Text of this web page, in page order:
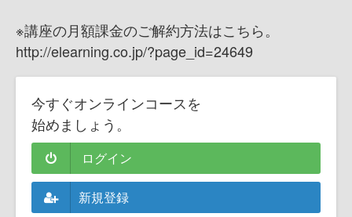
※講座の月額課金のご解約方法はこちら。
http://elearning.co.jp/?page_id=24649
今すぐオンラインコースを
始めましょう。
ログイン
新規登録